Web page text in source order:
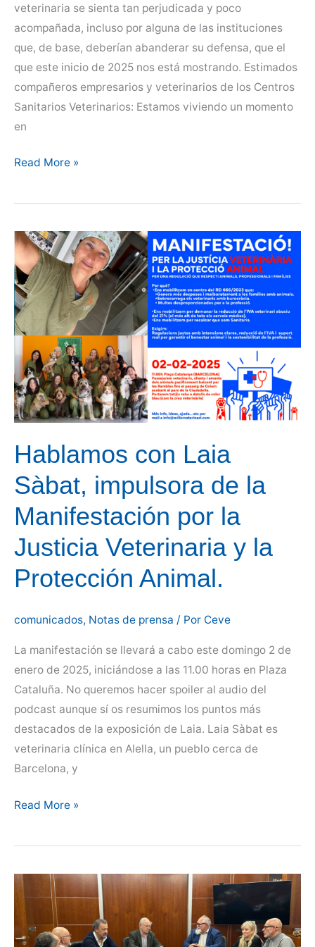
veterinaria se sienta tan perjudicada y poco
acompañada, incluso por alguna de las instituciones
que, de base, deberían abanderar su defensa, que el
que este inicio de 2025 nos está mostrando. Estimados
compañeros empresarios y veterinarios de los Centros
Sanitarios Veterinarios: Estamos viviendo un momento
en
CEVE
las
de
la
manifestación
del
domingo
en
Barcelona.
Read More »
Hablamos con Laia
Sàbat, impulsora de la
Manifestación por la
Justicia Veterinaria y la
Protección Animal.
comunicados, Notas de prensa / Por Ceve
La manifestación se llevará a cabo este domingo 2 de
enero de 2025, iniciándose a las 11.00 horas en Plaza
Cataluña. No queremos hacer spoiler al audio del
podcast aunque sí os resumimos los puntos más
destacados de la exposición de Laia. Laia Sàbat es
veterinaria clínica en Alella, un pueblo cerca de
Barcelona, y
Hablamos
Laia
impulsora
de
Manifestación
Read More »